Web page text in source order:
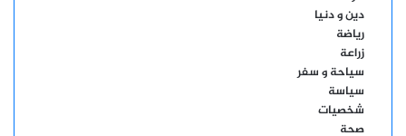
دين و دنيا
رياضة
زراعة
سياحة و سفر
سياسة
شخصيات
صحة